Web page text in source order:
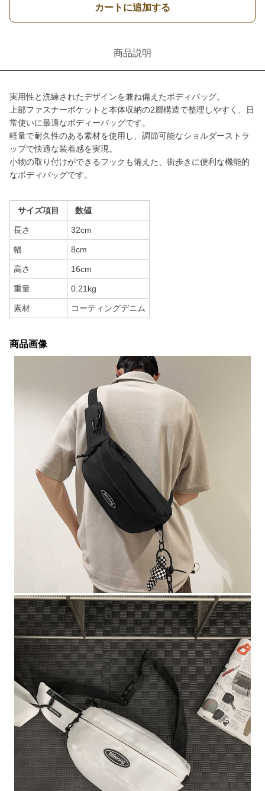
カートに追加する
商品説明
実用性と洗練されたデザインを兼ね備えたボディバッグ。
上部ファスナーポケットと本体収納の2層構造で整理しやすく、日
常使いに最適なボディーバッグです。
軽量で耐久性のある素材を使用し、調節可能なショルダーストラ
ップで快適な装着感を実現。
小物の取り付けができるフックも備えた、街歩きに便利な機能的
なボディバッグです。
サイズ項目 数値
長さ 32cm
幅 8cm
高さ 16cm
重量 0.21kg
素材 コーティングデニム
商品画像